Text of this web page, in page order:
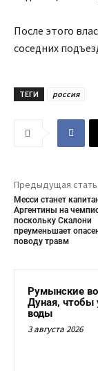
После этого
соседних
ТЕГИ россия
Предыдущая
Месси станет
Аргентины на
поскольку Скалони
преуменьшает
поводу травм
Румынские
Дуная, чтобы
воды
3 августа 2026